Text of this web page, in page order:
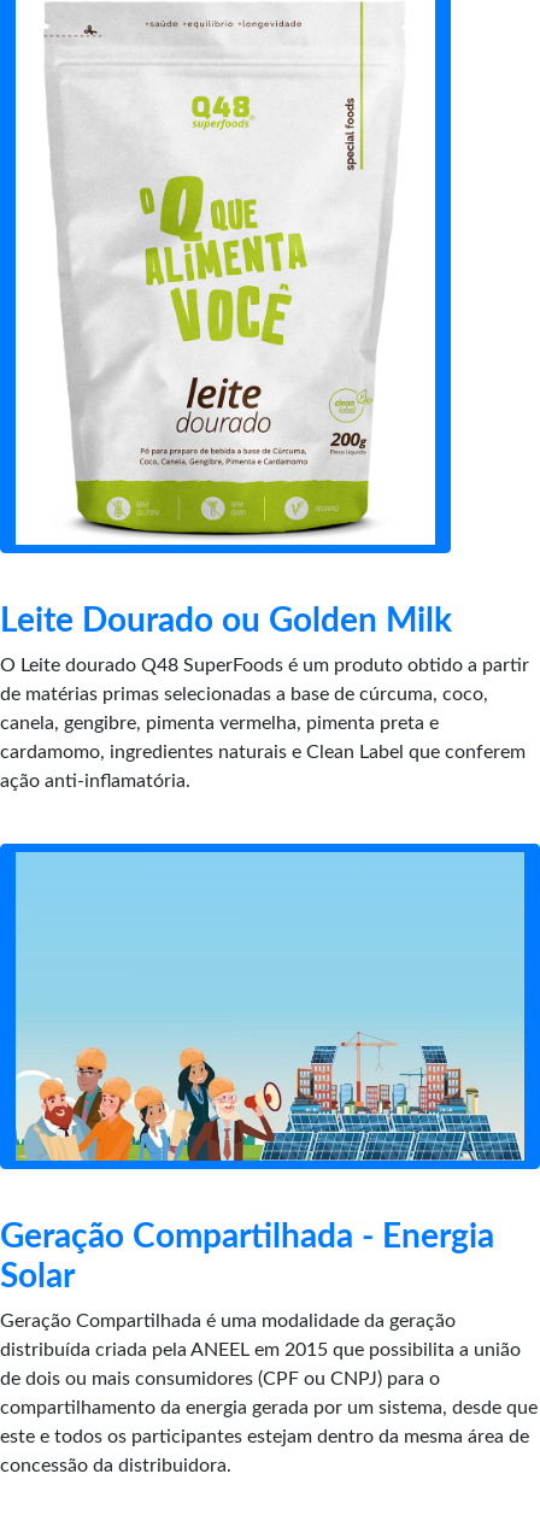
Leite Dourado ou Golden Milk
O Leite dourado Q48 SuperFoods é um produto obtido a partir
de matérias primas selecionadas a base de cúrcuma, coco,
canela, gengibre, pimenta vermelha, pimenta preta e
cardamomo, ingredientes naturais e Clean Label que conferem
ação anti-inflamatória.
Geração Compartilhada - Energia
Solar
Geração Compartilhada é uma modalidade da geração
distribuída criada pela ANEEL em 2015 que possibilita a união
de dois ou mais consumidores (CPF ou CNPJ) para o
compartilhamento da energia gerada por um sistema, desde que
este e todos os participantes estejam dentro da mesma área de
concessão da distribuidora.